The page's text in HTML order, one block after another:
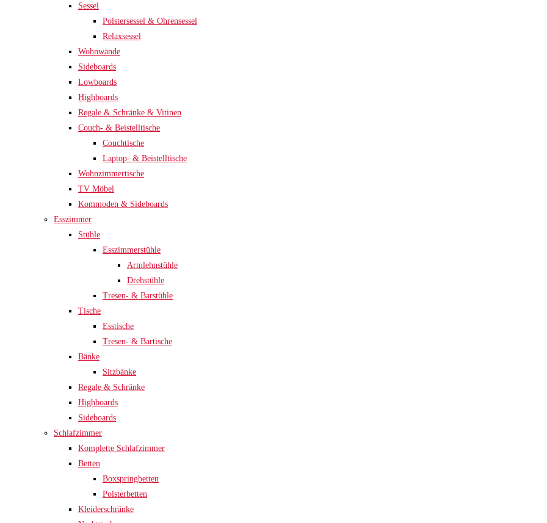
Sessel
Polstersessel & Ohrensessel
Relaxsessel
Wohnwände
Sideboards
Lowboards
Highboards
Regale & Schränke & Vitinen
Couch- & Beistelltische
Couchtische
Laptop- & Beistelltische
Wohnzimmertische
TV Möbel
Kommoden & Sideboards
Esszimmer
Stühle
Esszimmerstühle
Armlehnstühle
Drehstühle
Tresen- & Barstühle
Tische
Esstische
Tresen- & Bartische
Bänke
Sitzbänke
Regale & Schränke
Highboards
Sideboards
Schlafzimmer
Komplette Schlafzimmer
Betten
Boxspringbetten
Polsterbetten
Kleiderschränke